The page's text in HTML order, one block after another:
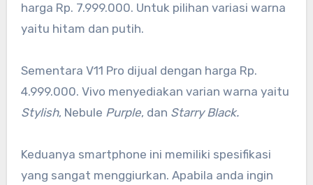
harga Rp. 7.999.000. Untuk pilihan variasi warna
yaitu hitam dan putih.
Sementara V11 Pro dijual dengan harga Rp.
4.999.000. Vivo menyediakan varian warna yaitu
Stylish, Nebule Purple, dan Starry Black.
Keduanya smartphone ini memiliki spesifikasi
yang sangat menggiurkan. Apabila anda ingin